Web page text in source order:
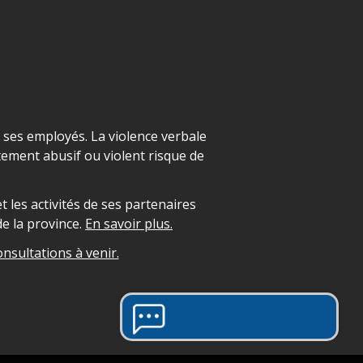
employés. La violence verbale
abusif ou violent risque de
les activités de ses partenaires
la province. En savoir plus.
à venir.